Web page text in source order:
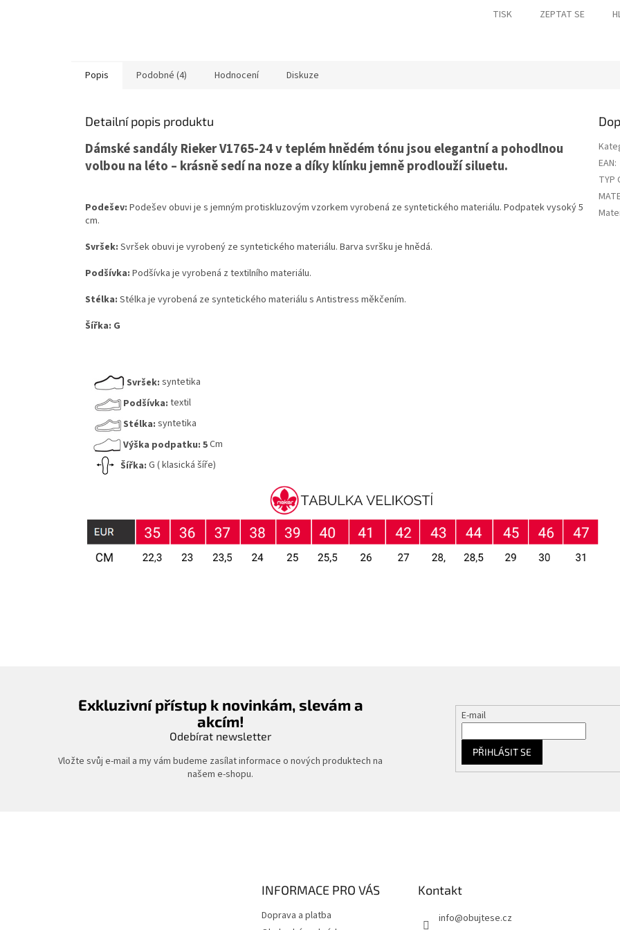
TISK ZEPTAT SE
Popis Podobné (4) Hodnocení Diskuze
Detailní popis produktu
Dámské sandály Rieker V1765-24 v teplém hnědém tónu jsou elegantní a pohodlnou
volbou na léto – krásně sedí na noze a díky klínku jemně prodlouží siluetu.
Podešev: Podešev obuvi je s jemným protiskluzovým vzorkem vyrobená ze syntetického materiálu. Podpatek vysoký 5
cm.
Svršek: Svršek obuvi je vyrobený ze syntetického materiálu. Barva svršku je hnědá.
Podšívka: Podšívka je vyrobená z textilního materiálu.
Stélka: Stélka je vyrobená ze syntetického materiálu s Antistress měkčením.
Šířka: G
Svršek: syntetika
Podšívka: textil
Stélka: syntetika
Výška podpatku: 5Cm
Šířka: G ( klasická šíře)
EAN:
TYP
Exkluzivní přístup k novinkám, slevám a
akcím!
Odebírat newsletter
Vložte svůj e-mail a my vám budeme zasílat informace o nových produktech na
našem e-shopu.
E-mail
PŘIHLÁSIT SE
INFORMACE PRO VÁS
Doprava a platba
Kontakt
info@obujtese.cz